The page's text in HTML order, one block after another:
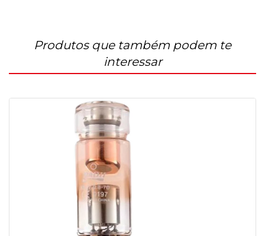
Produtos que também podem te
interessar